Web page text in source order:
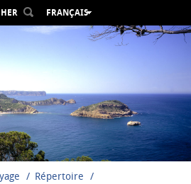
FRANÇAIS
ESPAÑOL
DEUTSCH
РУССКИЙ
Répertoire